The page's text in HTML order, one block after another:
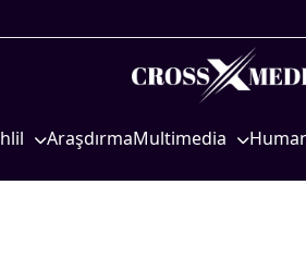
AraşdırmaMultimedia